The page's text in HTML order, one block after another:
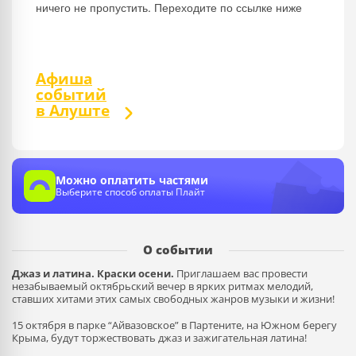
ничего не пропустить. Переходите по ссылке ниже
Афиша
событий
в Алуште
Можно оплатить частями
Выберите способ оплаты Плайт
О событии
Джаз и латина. Краски осени. Приглашаем вас провести
незабываемый октябрьский вечер в ярких ритмах мелодий,
ставших хитами этих самых свободных жанров музыки и жизни!
15 октября в парке “Айвазовское” в Партените, на Южном берегу
Крыма, будут торжествовать джаз и зажигательная латина!